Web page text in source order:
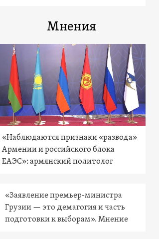
Мнения
«Наблюдаются признаки «развода»
Армении и российского блока
ЕАЭС»: армянский политолог
«Заявление премьер-министра
Грузии — это демагогия и часть
подготовки к выборам». Мнение